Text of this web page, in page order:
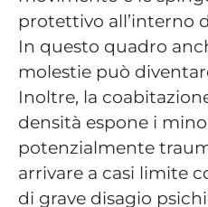
protettivo all’interno
In questo quadro
molestie può
Inoltre, la
densità espone i
potenzialmente
arrivare a casi limite
di grave disagio